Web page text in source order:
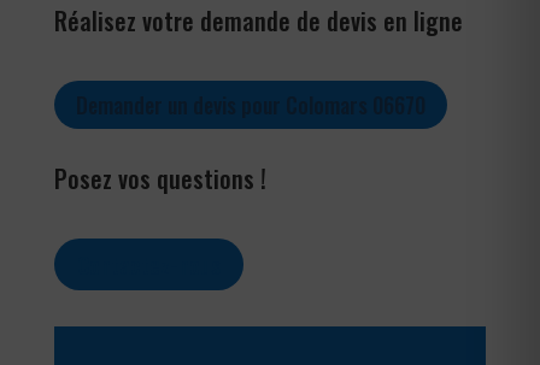
Réalisez votre demande de devis en ligne
Posez vos questions !